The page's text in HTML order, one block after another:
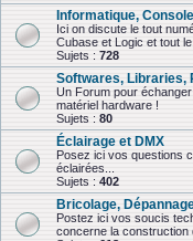
Informatique,
Ici on discute le tout
Cubase et Logic et tout le
Sujets : 728
Softwares, Libraries,
Un Forum pour
matériel hardware !
Sujets : 80
Éclairage et DMX
Posez ici vos questions
éclairées...
Sujets : 402
Bricolage,
Postez ici vos soucis
concerne la construction